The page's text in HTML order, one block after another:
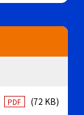
PDF (72 KB)